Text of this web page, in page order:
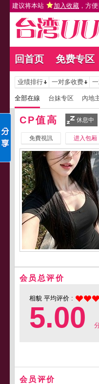
建议将本站 加入收藏 ，方
回首页 免费专区
业绩排行 一对多收费
全部在線 台妹专区 內地
CP值高 休息中
免費視訊 进入包厢
会员总评价
相貌 平均评价 :
5.00
会员评价